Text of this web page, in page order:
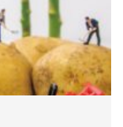
i
g
a
i
o